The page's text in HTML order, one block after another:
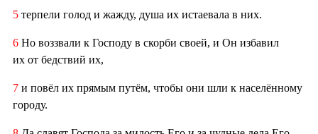
5 терпели голод и жажду, душа их истаевала в них.
6 Но воззвали к Господу в скорби своей, и Он избавил
их от бедствий их,
7 и повёл их прямым путём, чтобы они шли к населённому
городу.